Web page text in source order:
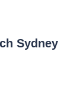
Sydney